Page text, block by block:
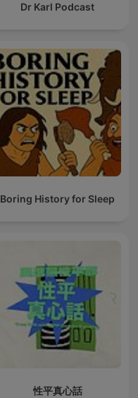
Dr Karl Podcast
Boring History for Sleep
性平真心話